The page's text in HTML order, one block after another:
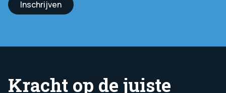
Inschrijven
Kracht op de juiste